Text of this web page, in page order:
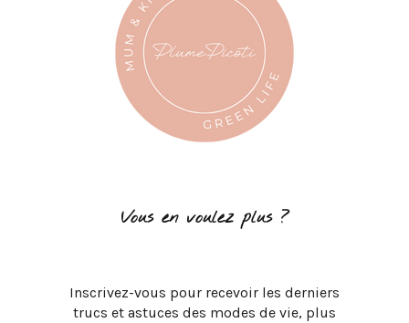
Vous en voulez plus ?
Inscrivez-vous pour recevoir les derniers
trucs et astuces des modes de vie, plus